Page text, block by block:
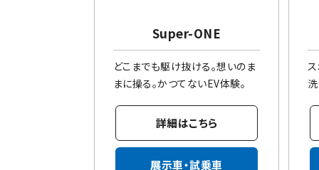
Super-ONE
どこまでも駆け抜ける。想いのま
まに操る。かつてないEV体験。
詳細はこちら
展示車・試乗車